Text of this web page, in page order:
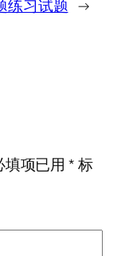
练习试题 →
填项已用*标